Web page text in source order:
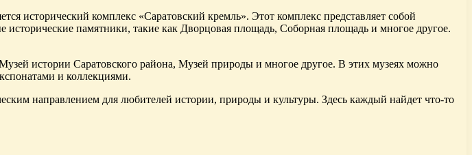
исторический комплекс «Саратовский кремль». Этот комплекс представляет собой
памятники, такие как Дворцовая площадь, Соборная площадь и многое другое.
истории Саратовского района, Музей природы и многое другое. В этих музеях можно
и коллекциями.
направлением для любителей истории, природы и культуры. Здесь каждый найдет что-то